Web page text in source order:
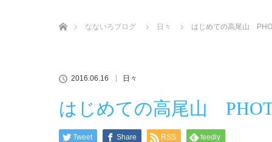
なないろブログ
日々 はじめての高尾山
2016.06.16 日々
はじめての高尾山
Tweet Share RSS feedly